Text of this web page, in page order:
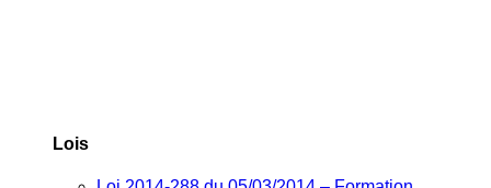
Lois